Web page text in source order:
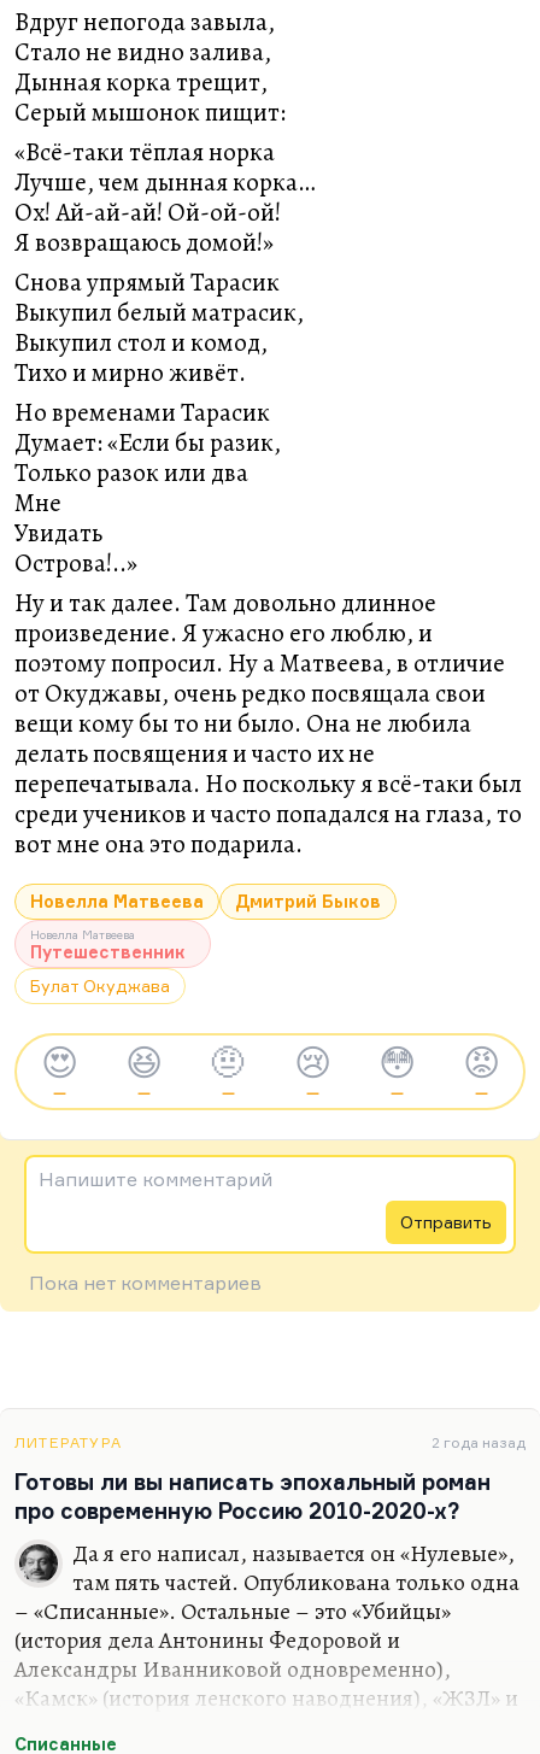
Вдруг непогода завыла,
Стало не видно залива,
Дынная корка трещит,
Серый мышонок пищит:
«Всё-таки тёплая норка
Лучше, чем дынная корка…
Ох! Ай-ай-ай! Ой-ой-ой!
Я возвращаюсь домой!»
Снова упрямый Тарасик
Выкупил белый матрасик,
Выкупил стол и комод,
Тихо и мирно живёт.
Но временами Тарасик
Думает: «Если бы разик,
Только разок или два
Мне
Увидать
Острова!..»
Ну и так далее. Там довольно длинное
произведение. Я ужасно его люблю, и
поэтому попросил. Ну а Матвеева, в отличие
от Окуджавы, очень редко посвящала свои
вещи кому бы то ни было. Она не любила
делать посвящения и часто их не
перепечатывала. Но поскольку я всё-таки был
среди учеников и часто попадался на глаза, то
вот мне она это подарила.
Новелла Матвеева Дмитрий Быков
Новелла Матвеева
Путешественник
Булат Окуджава
😍
—
😆
—
🤨
—
😢
—
😳
—
😡
—
Напишите комментарий
Отправить
Пока нет комментариев
ЛИТЕРАТУРА 2 года назад
Готовы ли вы написать эпохальный роман
про современную Россию 2010-2020-х?
Да я его написал, называется он «Нулевые»,
там пять частей. Опубликована только одна
– «Списанные». Остальные – это «Убийцы»
(история дела Антонины Федоровой и
Александры Иванниковой одновременно),
«Камск» (история ленского наводнения), «ЖЗЛ» и
Списанные